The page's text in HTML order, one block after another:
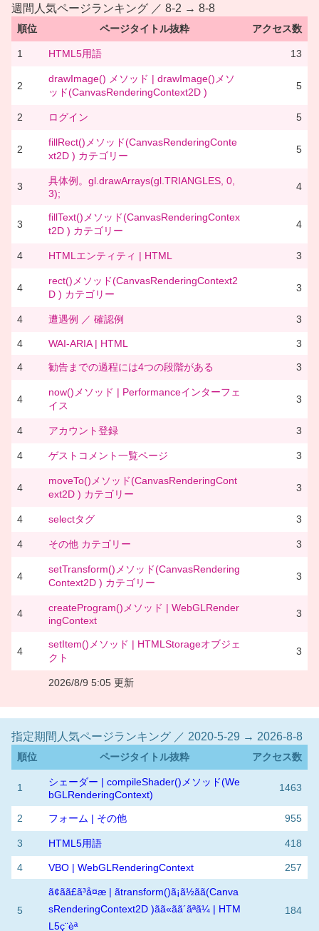
週間人気ページランキング ／ 8-2 → 8-8
順位 ページタイトル抜粋 アクセス数
1 HTML5用語 13
2
drawImage() メソッド | drawImage()メソ
ッド(CanvasRenderingContext2D )
5
2 ログイン 5
2
fillRect()メソッド(CanvasRenderingConte
xt2D ) カテゴリー
5
3
具体例。gl.drawArrays(gl.TRIANGLES, 0,
3);
4
3
fillText()メソッド(CanvasRenderingContex
t2D ) カテゴリー
4
4 HTMLエンティティ | HTML 3
4
rect()メソッド(CanvasRenderingContext2
D ) カテゴリー
3
4 遭遇例 ／ 確認例 3
4 WAI-ARIA | HTML 3
4 勧告までの過程には4つの段階がある 3
4
now()メソッド | Performanceインターフェ
イス
3
4 アカウント登録 3
4 ゲストコメント一覧ページ 3
4
moveTo()メソッド(CanvasRenderingCont
ext2D ) カテゴリー
3
4 selectタグ 3
4 その他 カテゴリー 3
4
setTransform()メソッド(CanvasRendering
Context2D ) カテゴリー
3
4
createProgram()メソッド | WebGLRender
ingContext
3
4
setItem()メソッド | HTMLStorageオブジェ
クト
3
2026/8/9 5:05 更新
指定期間人気ページランキング ／ 2020-5-29 → 2026-8-8
順位 ページタイトル抜粋 アクセス数
1
シェーダー | compileShader()メソッド(We
bGLRenderingContext)
1463
2 フォーム | その他 955
3 HTML5用語 418
4 VBO | WebGLRenderingContext 257
5
ã¢ãã£ã³å¤æ | ãtransform()ã¡ã½ãã(Canva
sRenderingContext2D )ãã«ãã´ãªã¼ | HTM
L5ç¨èª
184